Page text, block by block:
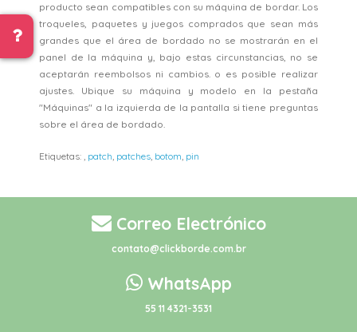
producto sean compatibles con su máquina de bordar. Los
troqueles, paquetes y juegos comprados que sean más
grandes que el área de bordado no se mostrarán en el
panel de la máquina y, bajo estas circunstancias, no se
aceptarán reembolsos ni cambios. o es posible realizar
ajustes. Ubique su máquina y modelo en la pestaña
"Máquinas" a la izquierda de la pantalla si tiene preguntas
sobre el área de bordado.
Etiquetas:, patch, patches, botom, pin
Correo Electrónico
contato@clickborde.com.br
WhatsApp
55 11 4321-3531